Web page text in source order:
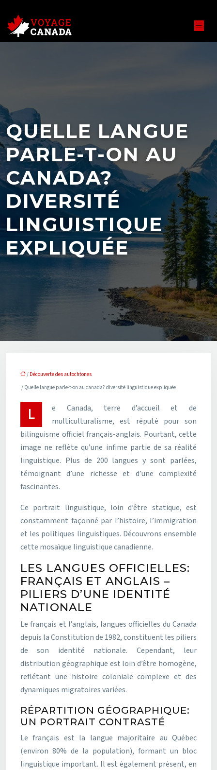
QUELLE LANGUE
PARLE-T-ON AU
CANADA?
DIVERSITÉ
LINGUISTIQUE
EXPLIQUÉE
/ Découverte des autochtones
/ Quelle langue parle-t-on au canada? diversité linguistique expliquée
Le Canada, terre d’accueil et de
multiculturalisme, est réputé pour son
bilinguisme officiel français-anglais. Pourtant, cette
image ne reflète qu’une infime partie de sa réalité
linguistique. Plus de 200 langues y sont parlées,
témoignant d’une richesse et d’une complexité
fascinantes.
Ce portrait linguistique, loin d’être statique, est
constamment façonné par l’histoire, l’immigration
et les politiques linguistiques. Découvrons ensemble
cette mosaïque linguistique canadienne.
LES LANGUES OFFICIELLES:
FRANÇAIS ET ANGLAIS –
PILIERS D’UNE IDENTITÉ
NATIONALE
Le français et l’anglais, langues officielles du Canada
depuis la Constitution de 1982, constituent les piliers
de son identité nationale. Cependant, leur
distribution géographique est loin d’être homogène,
reflétant une histoire coloniale complexe et des
dynamiques migratoires variées.
RÉPARTITION GÉOGRAPHIQUE:
UN PORTRAIT CONTRASTÉ
Le français est la langue majoritaire au Québec
(environ 80% de la population), formant un bloc
linguistique important. Il est également présent, en